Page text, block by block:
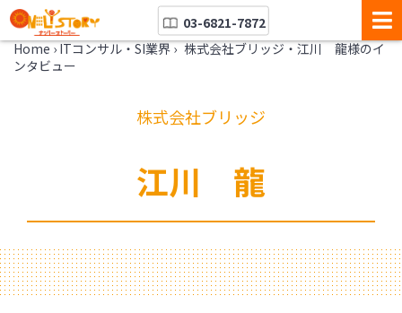
03-6821-7872
Home › ITコンサル・SI業界 › 株式会社ブリッジ・江川 龍様のイ
ンタビュー
株式会社ブリッジ
江川 龍